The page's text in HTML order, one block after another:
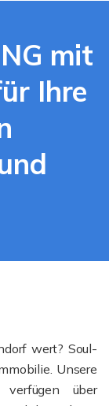
mit
Ihre
wert? Soul-
Unsere
über